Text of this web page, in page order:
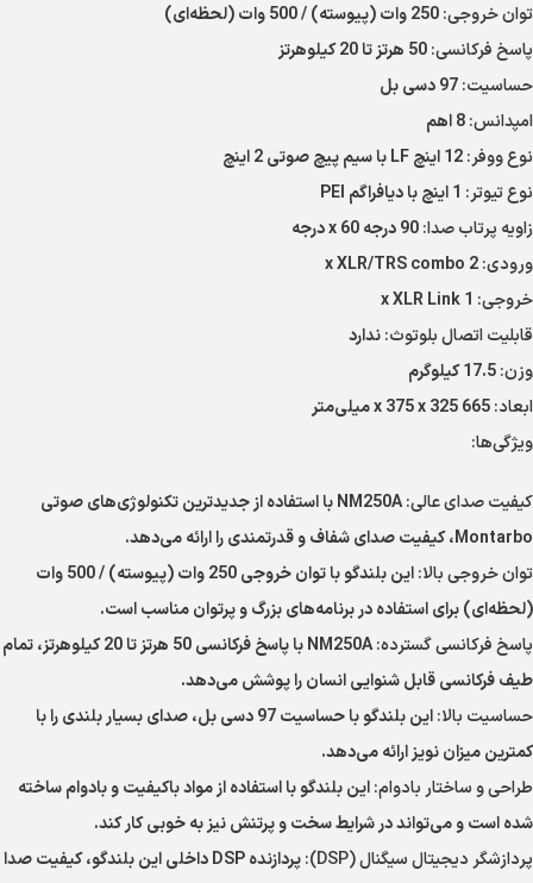
توان خروجی:
پاسخ فرکانسی:
حساسیت:
امپدانس:
نوع ووفر:
نوع تیوتر:
زاویه پرتاب صدا:
ورودی:
خروجی:
قابلیت اتصال بلوتوث:ندارد
وزن:
ابعاد:
ویژگی‌ها:
کیفیت صدای عالی:
NM250A با استفاده از جدیدترین تکنولوژی‌های صوتی
Montarbo، کیفیت صدای شفاف و قدرتمندی را ارائه می‌دهد.
توان خروجی بالا:
این بلندگو با توان خروجی 250 وات (پیوسته) / 500 وات
(لحظه‌ای) برای استفاده در برنامه‌های بزرگ و پرتوان مناسب است.
پاسخ فرکانسی گسترده:
NM250A با پاسخ فرکانسی 50 هرتز تا 20 کیلوهرتز، تمام
طیف فرکانسی قابل شنوایی انسان را پوشش می‌دهد.
حساسیت بالا:
این بلندگو با حساسیت 97 دسی بل، صدای بسیار بلندی را با
کمترین میزان نویز ارائه می‌دهد.
طراحی و ساختار بادوام:این بلندگو با استفاده از مواد باکیفیت و بادوام ساخته
شده است و می‌تواند در شرایط سخت و پرتنش نیز به خوبی کار کند.
پردازشگر دیجیتال سیگنال (DSP):
پردازنده DSP داخلی این بلندگو، کیفیت صدا